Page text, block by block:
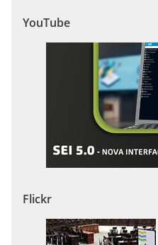
YouTube
Flickr